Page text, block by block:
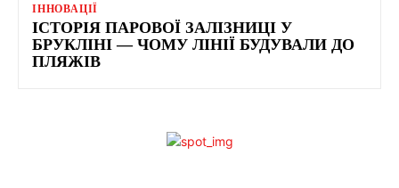
ІННОВАЦІЇ
ІСТОРІЯ ПАРОВОЇ ЗАЛІЗНИЦІ У
БРУКЛІНІ — ЧОМУ ЛІНІЇ БУДУВАЛИ ДО
ПЛЯЖІВ